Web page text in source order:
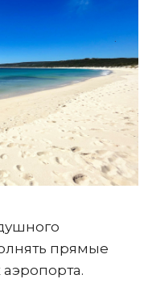
прямые